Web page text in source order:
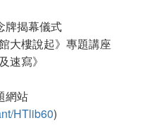
牌揭幕儀式
大樓說起》專題講座
速寫》
網站
HTlib60)